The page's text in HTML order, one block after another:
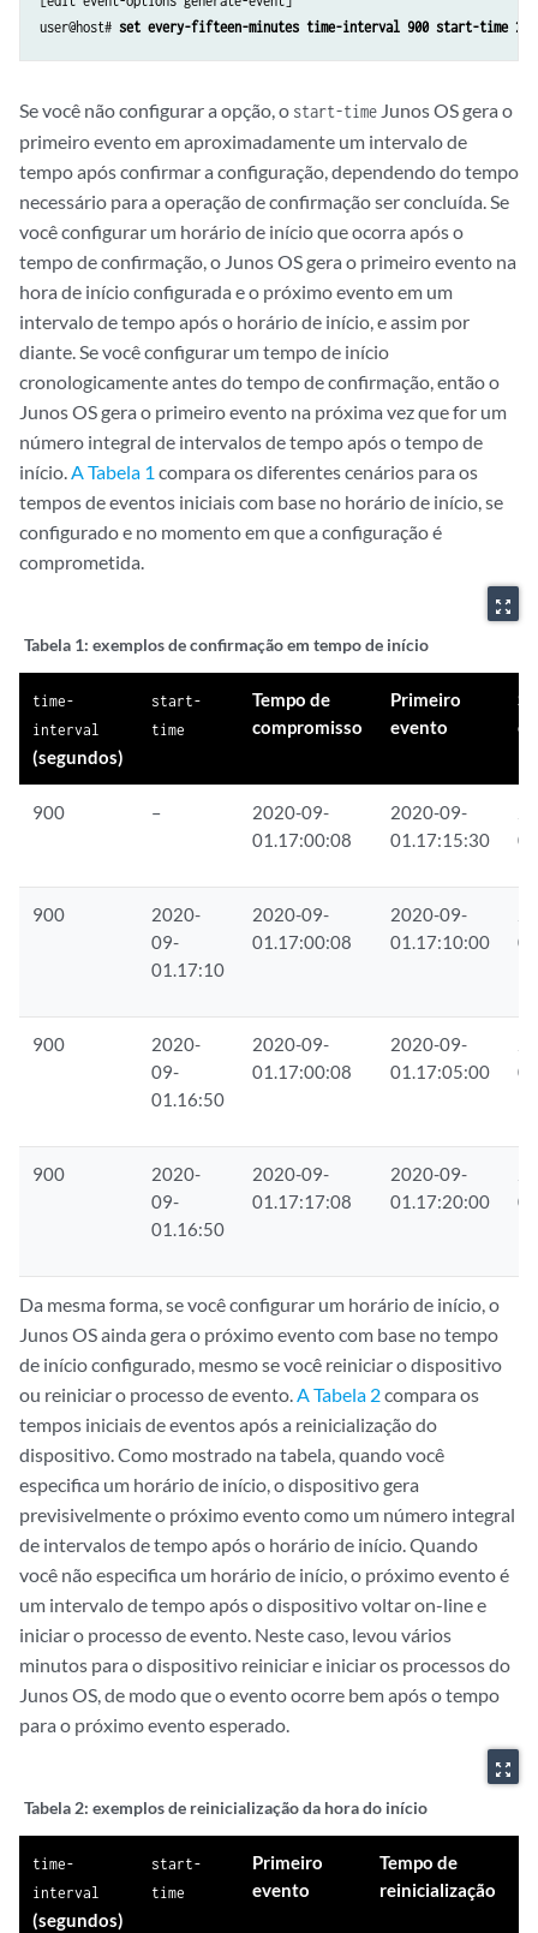
user@host# set every-fifteen-minutes time-interval 900 start-time
Se você não configurar a opção, o start-time Junos OS gera o
primeiro evento em aproximadamente um intervalo de
tempo após confirmar a configuração, dependendo do tempo
necessário para a operação de confirmação ser concluída. Se
você configurar um horário de início que ocorra após o
tempo de confirmação, o Junos OS gera o primeiro evento na
hora de início configurada e o próximo evento em um
intervalo de tempo após o horário de início, e assim por
diante. Se você configurar um tempo de início
cronologicamente antes do tempo de confirmação, então o
Junos OS gera o primeiro evento na próxima vez que for um
número integral de intervalos de tempo após o tempo de
início. A Tabela 1 compara os diferentes cenários para os
tempos de eventos iniciais com base no horário de início, se
configurado e no momento em que a configuração é
comprometida.
zoom_out_map
Tabela 1: exemplos de confirmação em tempo de início
time-
interval
(segundos)
start-
time
Tempo de
compromisso
Primeiro
evento
900 –
2020-09-
01.17:00:08
2020-09-
01.17:15:30
900
2020-
09-
01.17:10
2020-09-
01.17:00:08
2020-09-
01.17:10:00
900
2020-
09-
01.16:50
2020-09-
01.17:00:08
2020-09-
01.17:05:00
900
2020-
09-
01.16:50
2020-09-
01.17:17:08
2020-09-
01.17:20:00
Da mesma forma, se você configurar um horário de início, o
Junos OS ainda gera o próximo evento com base no tempo
de início configurado, mesmo se você reiniciar o dispositivo
ou reiniciar o processo de evento. A Tabela 2compara os
tempos iniciais de eventos após a reinicialização do
dispositivo. Como mostrado na tabela, quando você
especifica um horário de início, o dispositivo gera
previsivelmente o próximo evento como um número integral
de intervalos de tempo após o horário de início. Quando
você não especifica um horário de início, o próximo evento é
um intervalo de tempo após o dispositivo voltar on-line e
iniciar o processo de evento. Neste caso, levou vários
minutos para o dispositivo reiniciar e iniciar os processos do
Junos OS, de modo que o evento ocorre bem após o tempo
para o próximo evento esperado.
zoom_out_map
Tabela 2: exemplos de reinicialização da hora do início
time-
interval
(segundos)
start-
time
Primeiro
evento
Tempo de
reinicialização